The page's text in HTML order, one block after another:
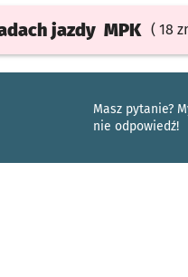
jazdy MPK ( 18
Masz pytanie?
nie odpowiedź!